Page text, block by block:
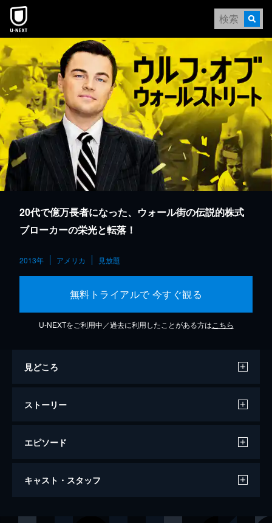
本文へスキップ
20代で億万長者になった、ウォール街の伝説的株式
ブローカーの栄光と転落！
2013年 アメリカ 見放題
無料トライアルで 今すぐ観る
U-NEXTをご利用中／過去に利用したことがある方は こちら
見どころ
ストーリー
エピソード
ウルフ・オブ・ウォールストリート
し、トレーダーとしてデビューを飾る日
キャスト・スタッフ